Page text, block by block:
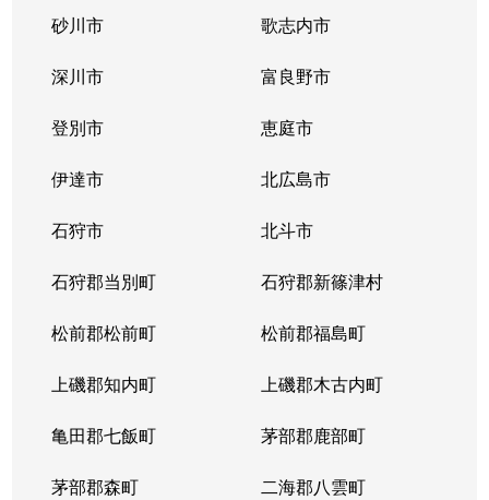
砂川市 歌志内市
深川市 富良野市
登別市 恵庭市
伊達市 北広島市
石狩市 北斗市
石狩郡当別町 石狩郡新篠津村
松前郡松前町 松前郡福島町
上磯郡知内町 上磯郡木古内町
亀田郡七飯町 茅部郡鹿部町
茅部郡森町 二海郡八雲町